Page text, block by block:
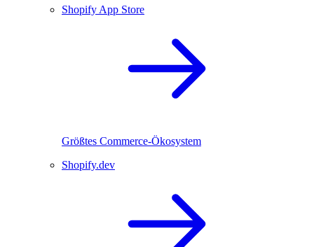
Shopify App Store
Größtes Commerce-Ökosystem
Shopify.dev